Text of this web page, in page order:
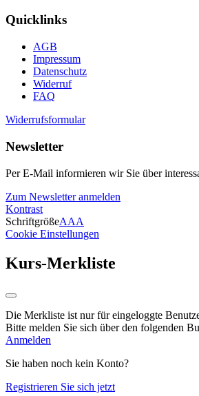
Quicklinks
AGB
Impressum
Datenschutz
Widerruf
FAQ
Widerrufsformular
Newsletter
Per E-Mail informieren wir Sie über
Zum Newsletter anmelden
Kontrast
SchriftgrößeAAA
Cookie Einstellungen
Kurs-Merkliste
Die Merkliste ist nur für eingeloggte
Bitte melden Sie sich über den folgenden
Anmelden
Sie haben noch kein Konto?
Registrieren Sie sich jetzt